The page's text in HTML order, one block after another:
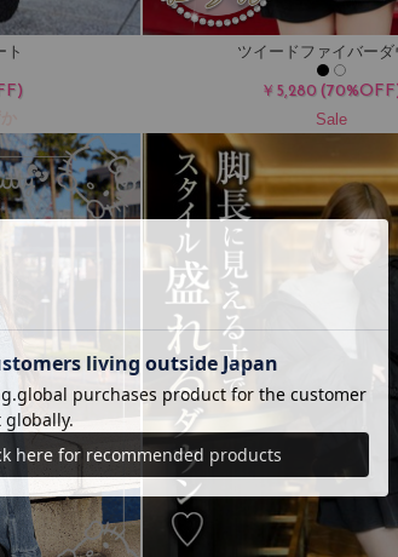
ト ツイードファイバーダ
￥5,280
Sale